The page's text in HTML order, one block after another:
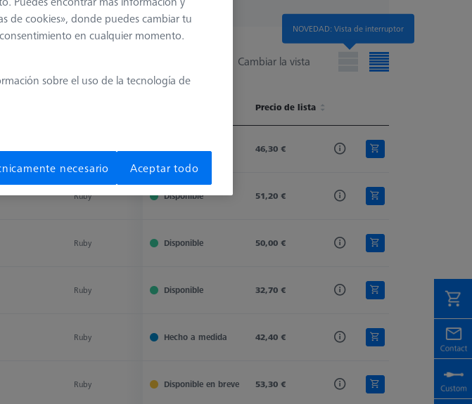
Cambiar la vista
Stylus Type
Precio de lista
Ruby Tung. Carb. Straight
Disponible 46,30 €
Ruby Tung. Carb. Straight
Disponible 51,20 €
Ruby Tung. Carb. Straight
Disponible 50,00 €
Ruby Tung. Carb. Straight
Disponible 32,70 €
Ruby Tung. Carb. Straight
Hecho a medida 42,40 €
Ruby Tung. Carb. Straight
Disponible en breve 53,30 €
NOVEDAD: Vista de interruptor
de cookies», donde puedes cambiar tu
en cualquier momento.
sobre el uso de la tecnología de
necesario Aceptar todo